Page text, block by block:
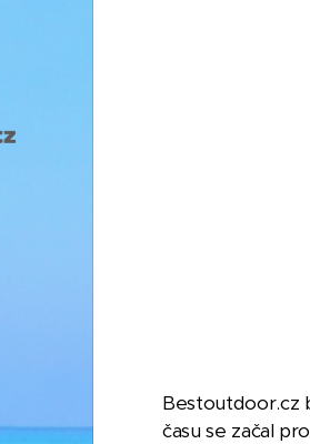
Bestoutdoor.cz
času se začal